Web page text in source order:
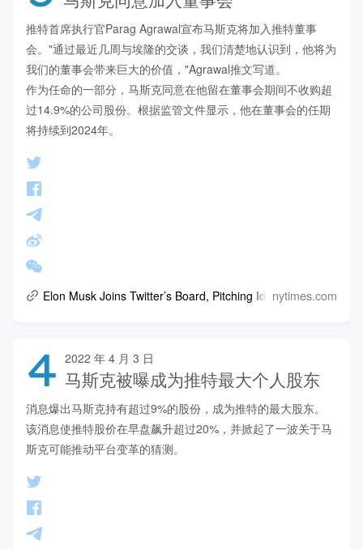
推特首席执行官Parag Agrawal宣布马斯克将加入推特董事
会。"通过最近几周与埃隆的交谈，我们清楚地认识到，他将为
我们的董事会带来巨大的价值，"Agrawal推文写道。
作为任命的一部分，马斯克同意在他留在董事会期间不收购超
过14.9%的公司股份。根据监管文件显示，他在董事会的任期
将持续到2024年。
Elon Musk Joins Twitter’s Board, Pitching Ideas Big and Small
nytimes.com
4 2022 年 4 月 3 日
马斯克被曝成为推特最大个人股东
消息爆出马斯克持有超过9%的股份，成为推特的最大股东。
该消息使推特股价在早盘飙升超过20%，并掀起了一波关于马
斯克可能推动平台变革的猜测。